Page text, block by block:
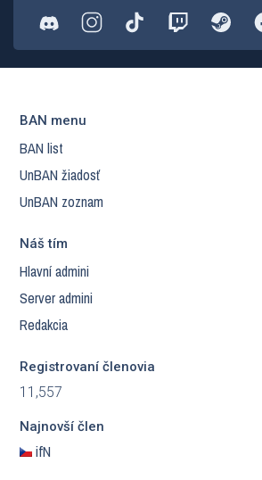
BAN menu
BAN list
UnBAN žiadosť
UnBAN zoznam
Náš tím
Hlavní admini
Server admini
Redakcia
Registrovaní členovia
11,557
Najnovší člen
ifN